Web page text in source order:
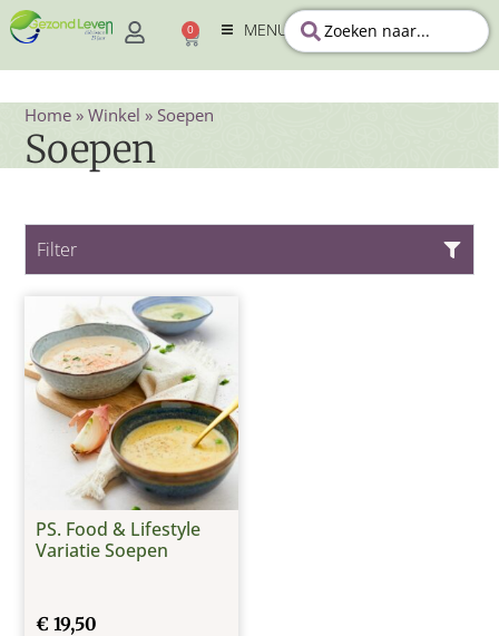
0 MENU
Home »Winkel » Soepen
Soepen
Filter
PS. Food & Lifestyle
Variatie Soepen
€ 19,50